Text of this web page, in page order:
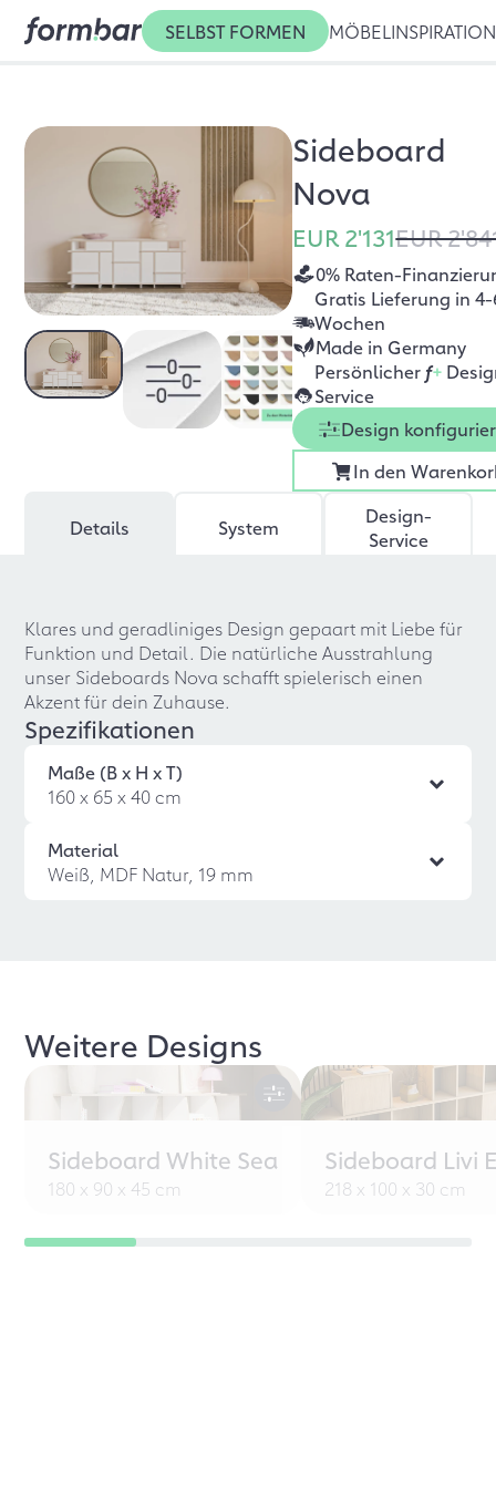
SELBST FORMEN MÖBEL INSPIRATION
Sideboard
Nova
EUR 2'131EUR
0% Raten-
Gratis Lieferung in 4-
Wochen
Made in Germany
Persönlicher f+
Service
Design
In den
Details System
Design-
Service
Klares und geradliniges Design gepaart mit Liebe für
Funktion und Detail. Die natürliche Ausstrahlung
unser Sideboards Nova schafft spielerisch einen
Akzent für dein Zuhause.
Spezifikationen
Maße (B x H x T)
160 x 65 x 40 cm
Material
Weiß, MDF Natur, 19 mm
Weitere Designs
Sideboard White Sea
180 x 90 x 45 cm
Sideboard Livi
218 x 100 x 30 cm